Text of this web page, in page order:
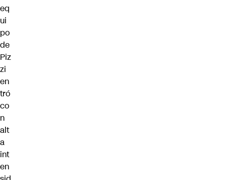
eq
ui
po
de
Piz
zi
en
tró
co
n
alt
a
int
en